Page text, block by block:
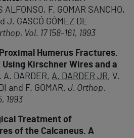
ALFONSO, F. GOMAR SANCHO,
J. GASCÓ GÓMEZ DE
Vol. 17 158-161, 1993
Humerus Fractures.
Kirschner Wires and a
. A. DARDER, A. DARDER JR, V.
and F. GOMAR. J. Orthop.
1993
Treatment of
of the Calcaneus. A